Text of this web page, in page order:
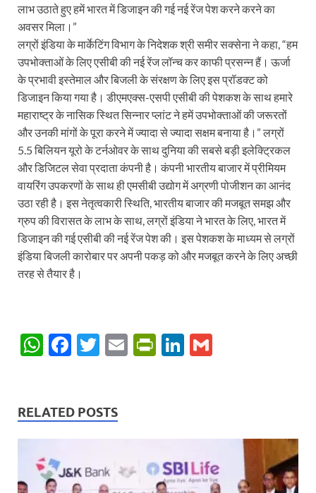
लाभ उठाते हुए हमें भारत में डिजाइन की गई नई रेंज पेश करने करने का
अवसर मिला।”
लग्रों इंडिया के मार्केटिंग विभाग के निदेशक श्री समीर सक्सेना ने कहा, “हम
उपभोक्ताओं के लिए एसीबी की नई रेंज लॉन्च कर काफी प्रसन्न हैं। ऊर्जा
के प्रभावी इस्तेमाल और बिजली के संरक्षण के लिए इस प्रॉडक्ट को
डिजाइन किया गया है। डीएमएक्स-एसपी एसीबी की पेशकश के साथ हमारे
महाराष्ट्र के नासिक स्थित सिन्नार प्लांट ने हमें उपभोक्ताओं की जरूरतों
और उनकी मांगों के पूरा करने में ज्यादा से ज्यादा सक्षम बनाया है।” लग्रों
5.5 बिलियन यूरो के टर्नओवर के साथ दुनिया की सबसे बड़ी इलेक्ट्रिकल
और डिजिटल सेवा प्रदाता कंपनी है। कंपनी भारतीय बाजार में प्रीमियम
वायरिंग उपकरणों के साथ ही एमसीबी उद्योग में अग्रणी पोजीशन का आनंद
उठा रही है। इस नेतृत्‍वकारी स्थिति, भारतीय बाजार की मजबूत समझ और
ग्रुप की विरासत के लाभ के साथ, लग्रों इंडिया ने भारत के लिए, भारत में
डिजाइन की गई एसीबी की नई रेंज पेश की। इस पेशकश के माध्यम से लग्रों
इंडिया बिजली कारोबार पर अपनी पकड़ को और मजबूत करने के लिए अच्छी
तरह से तैयार है।
W
s
A
p
p
F
b
k
T
er
E
P
n
dl
Li
n
RELATED POSTS